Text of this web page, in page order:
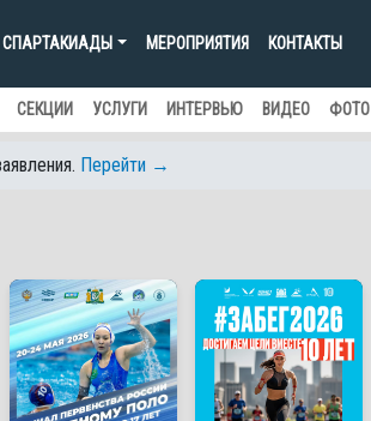
СПАРТАКИАДЫ МЕРОПРИЯТИЯ КОНТАКТЫ
СЕКЦИИ УСЛУГИ ИНТЕРВЬЮ ВИДЕО ФОТО
Перейти →